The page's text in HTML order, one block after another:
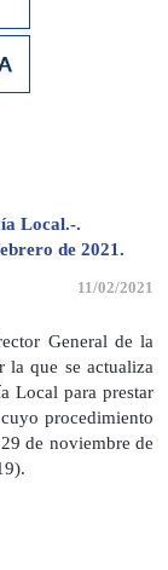
Local.-.
de 2021.
11/02/2021
General de la
la que se actualiza
Local para prestar
procedimiento
de noviembre de